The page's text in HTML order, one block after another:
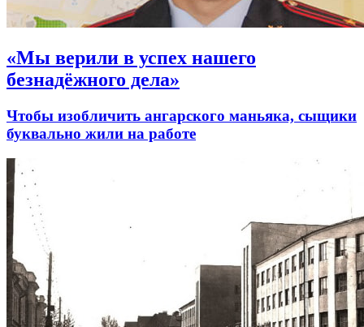
«Мы верили в успех нашего
безнадёжного дела»
Чтобы изобличить ангарского маньяка, сыщики
буквально жили на работе